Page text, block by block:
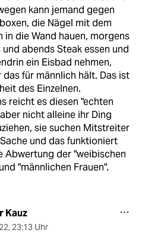
kann jemand gegen
die Nägel mit dem
in die Wand hauen, morgens
abends Steak essen und
ein Eisbad nehmen,
das für männlich hält. Das ist
des Einzelnen.
reicht es diesen "echten
nicht alleine ihr Ding
sie suchen Mitstreiter
und das funktioniert
Abwertung der "weibischen
"männlichen Frauen".
Kauz
, 23:13 Uhr